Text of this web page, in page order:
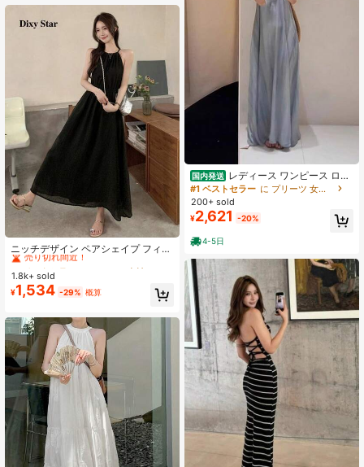
ニッチデザイン ペアシェイプ フィギ
ュア ブラック スパゲッティストラッ
プ スリップドレス、小柄な女性のた
めの新作夏ドレス エレガントなパー
ティー用
#1 ベストセラー
バックレス 女性のロングドレス
売り切れ間近！
#1 ベストセラー
売り切れ間近！
#1 ベストセラー
売り切れ間近！
#1 ベストセラー
1.8k+ sold
¥1,534 -29% 概算
国内発送 レディース ワンピース ロン
グワンピース マキシワンピース キャ
ミワンピース Vネック ノースリーブ
Aライン フレアシルエット 体型カバ
ー 着痩せ ゆったり 落ち感 とろみ素
デート 大人可愛い 上品 きれいめ フ
ニュアンスカラー グラデーション ブ
ルー 水色 夏服 春夏 マキシ丈 骨格ウ
ェーブ 骨格ストレート 二の腕カバー
涼しい さらさら 素材感 20代 30代 4
0代 50代 おしゃれ かわいい お呼ば
れ パーティー ホカンス
#1 ベストセラー
に プリーツ 女性のドレス
200+ sold
¥2,621 -20%
4-5日